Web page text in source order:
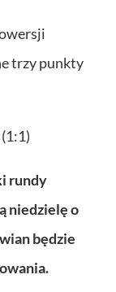
trzy punkty
rundy
niedzielę o
będzie